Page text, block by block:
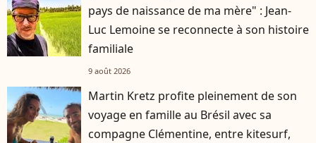
pays de naissance de ma mère" : Jean-
Luc Lemoine se reconnecte à son histoire
familiale
9 août 2026
Martin Kretz profite pleinement de son
voyage en famille au Brésil avec sa
compagne Clémentine, entre kitesurf,